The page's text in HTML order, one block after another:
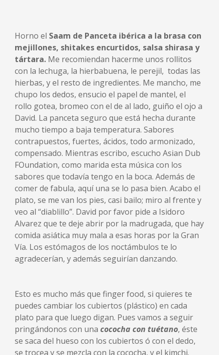
Horno el Saam de Panceta ibérica a la brasa con
mejillones, shitakes encurtidos, salsa shirasa y
tártara. Me recomiendan hacerme unos rollitos
con la lechuga, la hierbabuena, le perejil, todas las
hierbas, y el resto de ingredientes. Me mancho, me
chupo los dedos, ensucio el papel de mantel, el
rollo gotea, bromeo con el de al lado, guiño el ojo a
David. La panceta seguro que está hecha durante
mucho tiempo a baja temperatura. Sabores
contrapuestos, fuertes, ácidos, todo armonizado,
compensado. Mientras escribo, escucho Asian Dub
FOundation, como marida esta música con los
sabores que todavía tengo en la boca. Además de
comer de fabula, aquí una se lo pasa bien. Acabo el
plato, se me van los pies, casi bailo; miro al frente y
veo al “diablillo”. David por favor pide a Isidoro
Alvarez que te deje abrir por la madrugada, que hay
comida asiática muy mala a esas horas por la Gran
Vía. Los estómagos de los noctámbulos te lo
agradecerían, y además seguirían danzando.
Esto es mucho más que finger food, si quieres te
puedes cambiar los cubiertos (plástico) en cada
plato para que luego digan. Pues vamos a seguir
pringándonos con una cococha con tuétano, éste
se saca del hueso con los cubiertos ó con el dedo,
se trocea y se mezcla con la cococha, y el kimchi.